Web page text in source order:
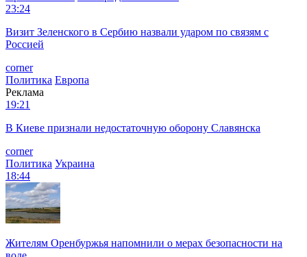
23:24
Визит Зеленского в Сербию назвали ударом по связям с
Россией
corner
Политика Европа
Реклама
19:21
В Киеве признали недостаточную оборону Славянска
corner
Политика Украина
18:44
Жителям Оренбуржья напомнили о мерах безопасности на